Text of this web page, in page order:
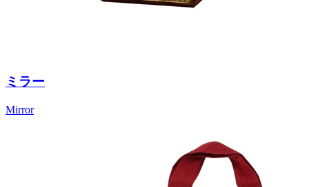
ミラー
Mirror